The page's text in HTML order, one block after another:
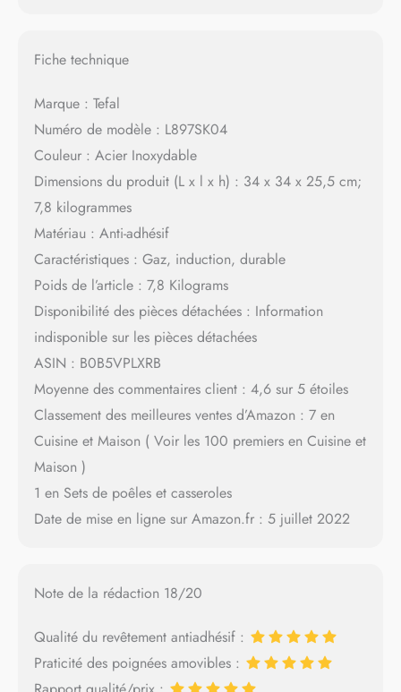
Fiche technique
Marque : Tefal
Numéro de modèle : L897SK04
Couleur : Acier Inoxydable
Dimensions du produit (L x l x h) : 34 x 34 x 25,5 cm;
7,8 kilogrammes
Matériau : Anti-adhésif
Caractéristiques : Gaz, induction, durable
Poids de l’article : 7,8 Kilograms
Disponibilité des pièces détachées : Information
indisponible sur les pièces détachées
ASIN : B0B5VPLXRB
Moyenne des commentaires client : 4,6 sur 5 étoiles
Classement des meilleures ventes d’Amazon : 7 en
Cuisine et Maison ( Voir les 100 premiers en Cuisine et
Maison )
1 en Sets de poêles et casseroles
Date de mise en ligne sur Amazon.fr : 5 juillet 2022
Note de la rédaction 18/20
Qualité du revêtement antiadhésif :
Praticité des poignées amovibles :